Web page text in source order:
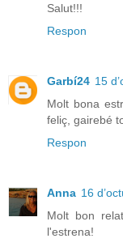
Salut!!!
Respon
Garbí24 15
Molt bona
feliç, gairebé
Respon
Anna 16
Molt bon
l'estrena!